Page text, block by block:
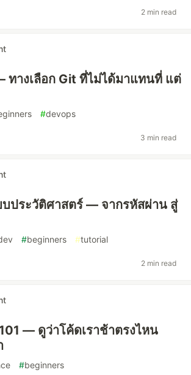
2 min read
างเลือก Git ที่ไม่ได้มาแทนที่ แต่
#devops
3 min read
บประวัติศาสตร์ — จากรหัสผ่าน สู่
#beginners #tutorial
2 min read
— ดูว่าโค้ดเราช้าตรงไหน
#beginners